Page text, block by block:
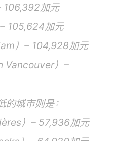
106,392加元
105,624加元
）– 104,928加元
Vancouver）–
的城市则是：
）– 57,936加元